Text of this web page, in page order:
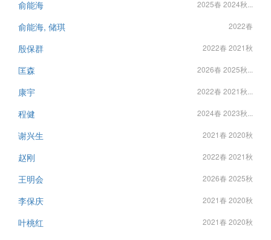
俞能海 2025春 2024秋...
俞能海, 储琪 2022春
殷保群 2022春 2021秋
匡森 2026春 2025秋...
康宇 2022春 2021秋...
程健 2024春 2023秋...
谢兴生 2021春 2020秋
赵刚 2022春 2021秋
王明会 2026春 2025秋
李保庆 2021春 2020秋
叶桃红 2021春 2020秋